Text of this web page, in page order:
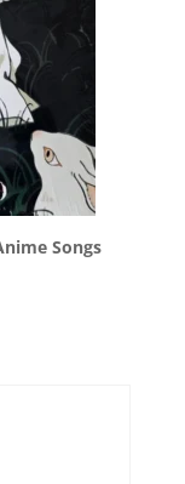
Songs